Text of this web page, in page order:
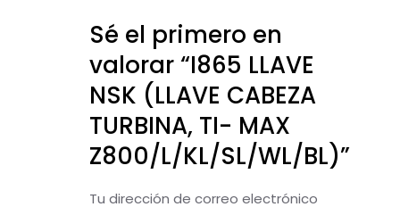
Sé el primero en
valorar “I865 LLAVE
NSK (LLAVE CABEZA
TURBINA, TI- MAX
Z800/L/KL/SL/WL/BL)”
Tu dirección de correo electrónico